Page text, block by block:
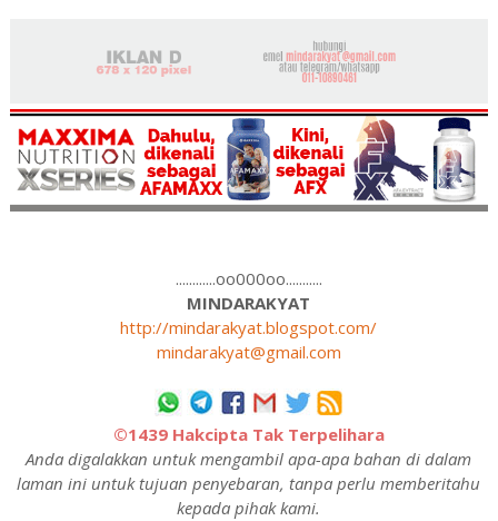
............oo000oo...........
MINDARAKYAT
http://mindarakyat.blogspot.com/
mindarakyat@gmail.com
©1439 Hakcipta Tak Terpelihara
Anda digalakkan untuk mengambil apa-apa bahan di dalam
laman ini untuk tujuan penyebaran, tanpa perlu memberitahu
kepada pihak kami.